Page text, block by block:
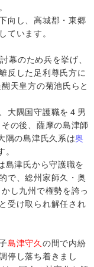
向し、高城郡・東郷
ています。
幕のため兵を挙げ、
反した足利尊氏方に
天皇方の菊池氏らと
大隅国守護職を４男
の後、薩摩の島津師
隅の島津氏久系は奥
島津氏から守護職を
で、総州家師久・奥
し九州で権勢を誇っ
受け取られ解任され
島津守久 の間で内紛
停し落ち着きまし